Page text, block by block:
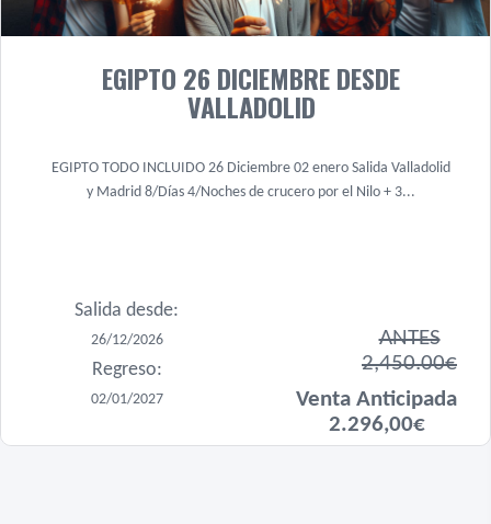
EGIPTO 26 DICIEMBRE DESDE
VALLADOLID
EGIPTO TODO INCLUIDO 26 Diciembre 02 enero Salida Valladolid
y Madrid 8/Días 4/Noches de crucero por el Nilo + 3...
Salida desde:
26/12/2026
Regreso:
02/01/2027
ANTES
2,450.00€
Venta Anticipada
2.296,00€